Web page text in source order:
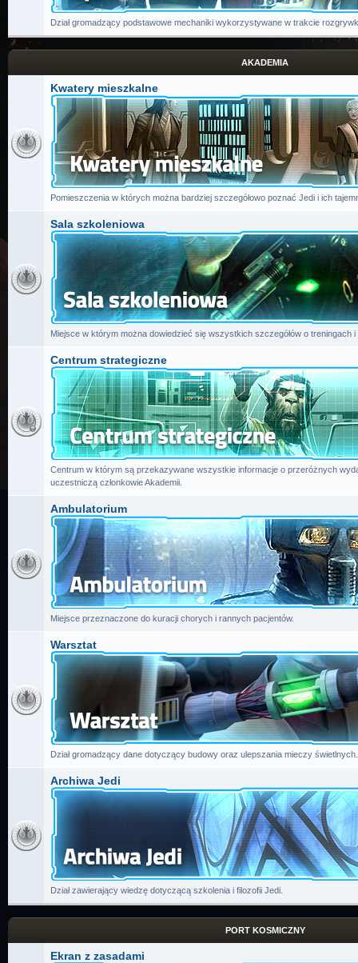
Dział gromadzący podstawowe mechaniki wykorzystywane w trakcie
AKADEMIA
Kwatery mieszkalne
Pomieszczenia w których można bardziej szczegółowo poznać Jedi i ich
Sala szkoleniowa
Miejsce w którym można dowiedzieć się wszystkich szczegółów o treningach
Centrum strategiczne
Centrum w którym są przekazywane wszystkie informacje o przeróżnych
uczestniczą członkowie Akademii.
Ambulatorium
Miejsce przeznaczone do kuracji chorych i rannych pacjentów.
Warsztat
Dział gromadzący dane dotyczący budowy oraz ulepszania mieczy świetlnych.
Archiwa Jedi
Dział zawierający wiedzę dotyczącą szkolenia i filozofii Jedi.
PORT KOSMICZNY
Ekran z zasadami